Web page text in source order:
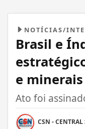
NOTÍCIAS/
Brasil e
e
Ato foi
CSN - CENTRAL